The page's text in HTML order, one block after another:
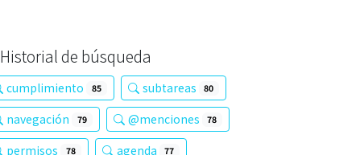
Historial de búsqueda
cumplimiento 85 subtareas 80
navegación 79 @menciones 78
permisos 78 agenda 77